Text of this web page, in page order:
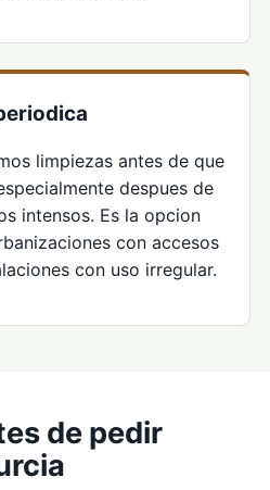
limpiezas antes de que
despues de
intensos. Es la opcion
con accesos
con uso irregular.
de pedir